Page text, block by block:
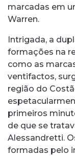
marcadas em
Warren.
Intrigada, a
formações na
como as
ventifactos,
região do
primeiros
de que se
Alessandretti.
formadas pelo